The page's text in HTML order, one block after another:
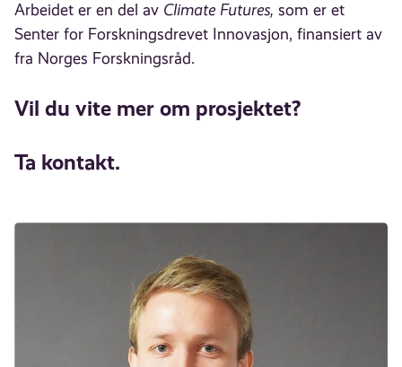
Arbeidet er en del av Climate Futures,som er et
Senter for Forskningsdrevet Innovasjon, finansiert av
fra Norges Forskningsråd.
Vil du vite mer om prosjektet?
Ta kontakt.